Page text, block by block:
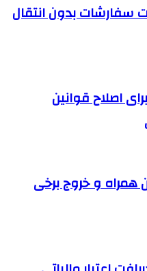
سفارشات بدون انتقال
اصلاح قوانین
همراه و خروج برخی